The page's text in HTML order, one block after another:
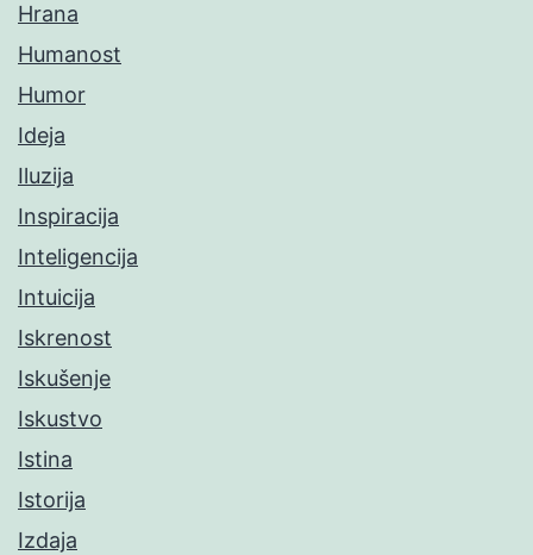
Hrana
Humanost
Humor
Ideja
Iluzija
Inspiracija
Inteligencija
Intuicija
Iskrenost
Iskušenje
Iskustvo
Istina
Istorija
Izdaja